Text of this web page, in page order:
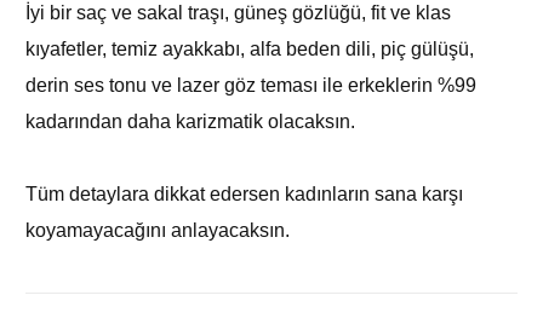
İyi bir saç ve sakal traşı, güneş gözlüğü, fit ve klas
kıyafetler, temiz ayakkabı, alfa beden dili, piç gülüşü,
derin ses tonu ve lazer göz teması ile erkeklerin %99
kadarından daha karizmatik olacaksın.
Tüm detaylara dikkat edersen kadınların sana karşı
koyamayacağını anlayacaksın.